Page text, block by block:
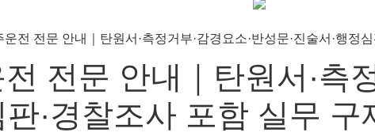
전문 안내｜탄원서·측
판·경찰조사 포함 실무 구